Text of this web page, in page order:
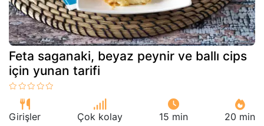
Feta saganaki, beyaz peynir ve ballı cips
için yunan tarifi
Girişler Çok kolay 15 min 20 min